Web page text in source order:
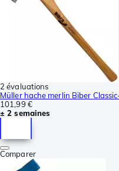
2 évaluations
Müller hache merlin Biber
101,99 €
± 2 semaines
Comparer